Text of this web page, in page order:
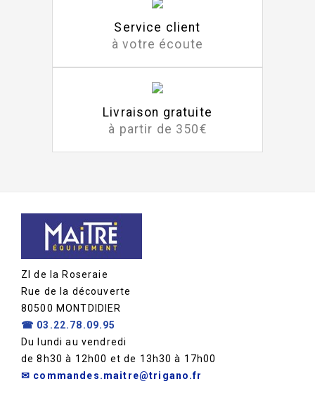
Service client
à votre écoute
Livraison gratuite
à partir de 350€
ZI de la Roseraie
Rue de la découverte
80500 MONTDIDIER
☎ 03.22.78.09.95
Du lundi au vendredi
de 8h30 à 12h00 et de 13h30 à 17h00
✉ commandes.maitre@trigano.fr